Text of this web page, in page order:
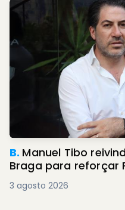
B. Manuel Tibo
Braga para reforçar
3 agosto 2026